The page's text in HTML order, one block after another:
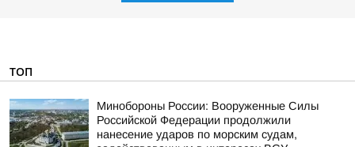
ТОП
Минобороны России: Вооруженные Силы
Российской Федерации продолжили
нанесение ударов по морским судам,